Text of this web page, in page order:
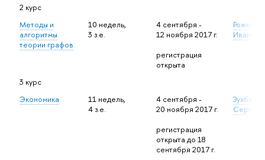
2 курс
Методы и
алгоритмы
теории графов
10 недель,
3 з.е.
4 сентября -
12 ноября 2017 г.
регистрация
открыта
Рожков
3 курс
Экономика
11 недель,
4 з.е.
4 сентября -
20 ноября 2017 г.
регистрация
открыта до 18
сентября 2017 г.
Зухба